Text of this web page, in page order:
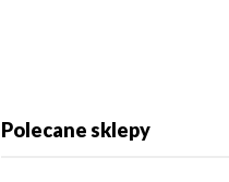
Polecane sklepy